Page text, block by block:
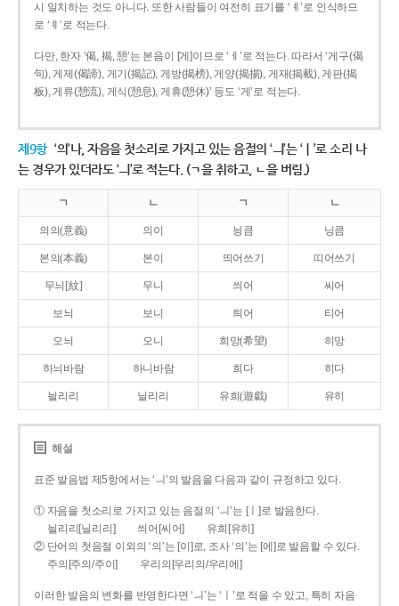
시 일치하는 것도 아니다. 또한 사람들이 여전히 표기를 ‘ㅖ’로 인식하므
로 ‘ㅖ’로 적는다.
다만, 한자 ‘偈, 揭, 憩’는 본음이 [게]이므로 ‘ㅔ’로 적는다. 따라서 ‘게구(偈
句), 게제(偈諦), 게기(揭記), 게방(揭榜), 게양(揭揚), 게재(揭載), 게판(揭
板), 게류(憩流), 게식(憩息), 게휴(憩休)’ 등도 ‘게’로 적는다.
제9항 ‘의’나, 자음을 첫소리로 가지고 있는 음절의 ‘ㅢ’는 ‘ㅣ’로 소리 나
는 경우가 있더라도 ‘ㅢ’로 적는다. (ㄱ을 취하고, ㄴ을 버림.)
ㄱ ㄴ ㄱ ㄴ
의의(意義) 의이 닁큼 닝큼
본의(本義) 본이 띄어쓰기 띠어쓰기
무늬[紋] 무니 씌어 씨어
보늬 보니 틔어 티어
오늬 오니 희망(希望) 히망
하늬바람 하니바람 희다 히다
늴리리 닐리리 유희(遊戱) 유히
해설
표준 발음법 제5항에서는 ‘ㅢ’의 발음을 다음과 같이 규정하고 있다.
① 자음을 첫소리로 가지고 있는 음절의 ‘ㅢ’는 [ㅣ]로 발음한다.
늴리리[닐리리]
씌어[씨어]
유희[유히]
② 단어의 첫음절 이외의 ‘의’는 [이]로, 조사 ‘의’는 [에]로 발음할 수 있다.
주의[주의/주이]
우리의[우리의/우리에]
이러한 발음의 변화를 반영한다면 ‘ㅢ’는 ‘ㅣ’로 적을 수 있고, 특히 자음